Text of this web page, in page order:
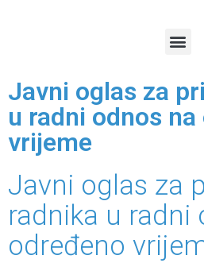
Javni oglas za
u radni odnos
vrijeme
Javni oglas za
radnika u radni
određeno